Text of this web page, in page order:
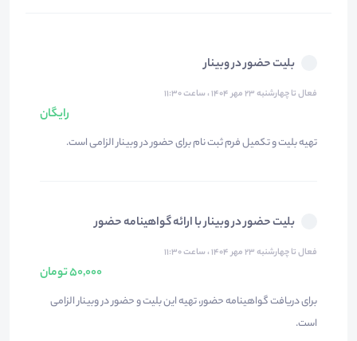
بلیت حضور در وبینار
فعال تا چهارشنبه ۲۳ مهر ۱۴۰۴ ، ساعت ۱۱:۳۰
رایگان
تهیه بلیت و تکمیل فرم ثبت نام برای حضور در وبینار الزامی است.
بلیت حضور در وبینار با ارائه گواهینامه حضور
فعال تا چهارشنبه ۲۳ مهر ۱۴۰۴ ، ساعت ۱۱:۳۰
50,000 تومان
برای دریافت گواهینامه حضور، تهیه این بلیت و حضور در وبینار الزامی
است.